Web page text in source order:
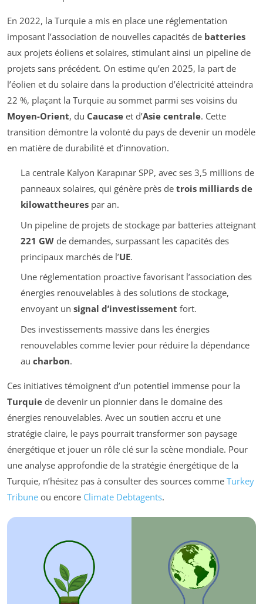
En 2022, la Turquie a mis en place une réglementation
imposant l’association de nouvelles capacités de batteries
aux projets éoliens et solaires, stimulant ainsi un pipeline de
projets sans précédent. On estime qu’en 2025, la part de
l’éolien et du solaire dans la production d’électricité atteindra
22 %, plaçant la Turquie au sommet parmi ses voisins du
Moyen-Orient, du Caucase et d’Asie centrale. Cette
transition démontre la volonté du pays de devenir un modèle
en matière de durabilité et d’innovation.
La centrale Kalyon Karapınar SPP, avec ses 3,5 millions de
panneaux solaires, qui génère près de trois milliards de
kilowattheurespar an.
Un pipeline de projets de stockage par batteries atteignant
221 GWde demandes, surpassant les capacités des
principaux marchés de l’UE.
Une réglementation proactive favorisant l’association des
énergies renouvelables à des solutions de stockage,
envoyant un signal d’investissement fort.
Des investissements massive dans les énergies
renouvelables comme levier pour réduire la dépendance
au charbon.
Ces initiatives témoignent d’un potentiel immense pour la
Turquie de devenir un pionnier dans le domaine des
énergies renouvelables. Avec un soutien accru et une
stratégie claire, le pays pourrait transformer son paysage
énergétique et jouer un rôle clé sur la scène mondiale. Pour
une analyse approfondie de la stratégie énergétique de la
Turquie, n’hésitez pas à consulter des sources comme Turkey
Tribune ou encore Climate Debtagents.